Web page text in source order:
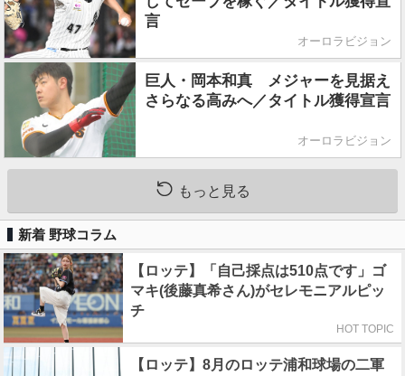
言
オーロラビジョン
巨人・岡本和真 メジャーを見据え
さらなる高みへ／タイトル獲得宣言
オーロラビジョン
もっと見る
新着 野球コラム
【ロッテ】「自己採点は510点です」ゴ
マキ(後藤真希さん)がセレモニアルピッ
チ
HOT TOPIC
【ロッテ】8月のロッテ浦和球場の二軍